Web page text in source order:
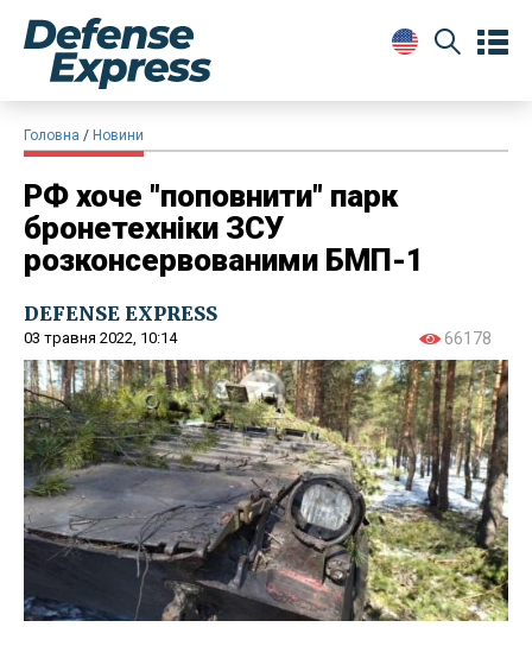
Головна Новини
РФ хоче "поповнити" парк
бронетехніки ЗСУ
розконсервованими БМП-1
DEFENSE EXPRESS
03 травня 2022, 10:14 66178